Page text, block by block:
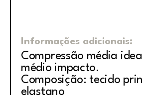
Informações adicionais:
Compressão média
médio impacto.
Composição: tecido
elastano